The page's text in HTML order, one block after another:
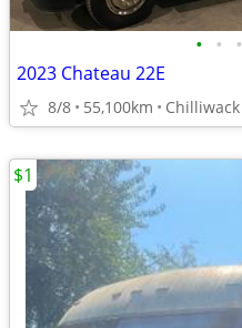
• • •
2023 Chateau 22E
8/8 55,100km Chilliwack
$1